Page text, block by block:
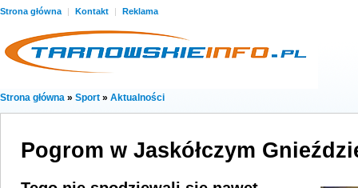
Strona główna | Kontakt | Reklama
Strona główna » Sport » Aktualności
Pogrom w Jaskółczym